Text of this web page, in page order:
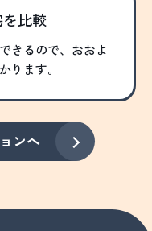
比較
きるので、おおよ
ります。
ンへ